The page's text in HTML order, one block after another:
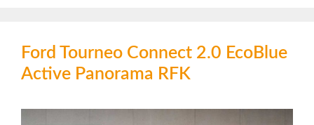
Ford Tourneo Connect 2.0 EcoBlue
Active Panorama RFK